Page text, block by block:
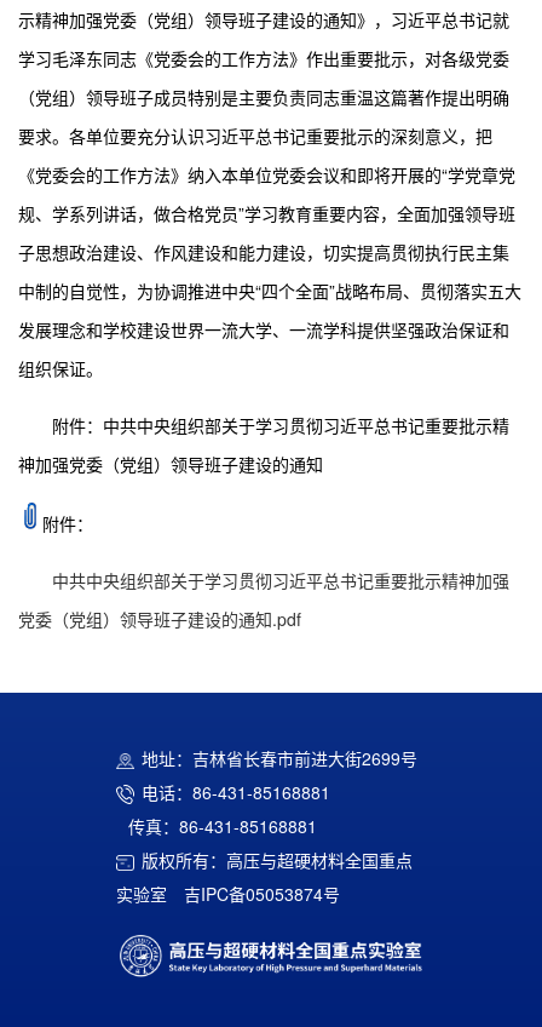
示精神加强党委（党组）领导班子建设的通知》，习近平总书记就
学习毛泽东同志《党委会的工作方法》作出重要批示，对各级党委
（党组）领导班子成员特别是主要负责同志重温这篇著作提出明确
要求。各单位要充分认识习近平总书记重要批示的深刻意义，把
《党委会的工作方法》纳入本单位党委会议和即将开展的“学党章党
规、学系列讲话，做合格党员”学习教育重要内容，全面加强领导班
子思想政治建设、作风建设和能力建设，切实提高贯彻执行民主集
中制的自觉性，为协调推进中央“四个全面”战略布局、贯彻落实五大
发展理念和学校建设世界一流大学、一流学科提供坚强政治保证和
组织保证。
附件：中共中央组织部关于学习贯彻习近平总书记重要批示精
神加强党委（党组）领导班子建设的通知
附件：
中共中央组织部关于学习贯彻习近平总书记重要批示精神加强
党委（党组）领导班子建设的通知.pdf
地址：吉林省长春市前进大街2699号
电话：86-431-85168881
传真：86-431-85168881
版权所有：高压与超硬材料全国重点
实验室
吉IPC备05053874号